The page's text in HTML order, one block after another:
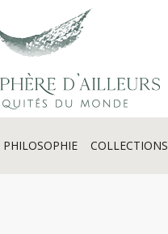
PHILOSOPHIE COLLECTIONS